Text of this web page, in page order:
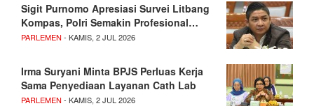
Sigit Purnomo Apresiasi Survei Litbang
Kompas, Polri Semakin Profesional…
PARLEMEN - KAMIS, 2 JUL 2026
Irma Suryani Minta BPJS Perluas Kerja
Sama Penyediaan Layanan Cath Lab
PARLEMEN - KAMIS, 2 JUL 2026